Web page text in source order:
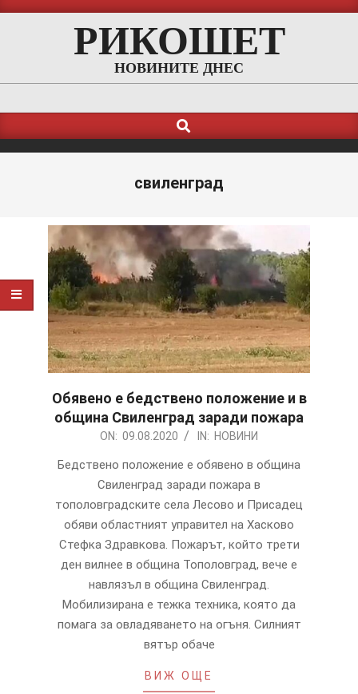
Skip
РИКОШЕТ
НОВИНИТЕ ДНЕС
Navigation
Search
свиленград
Обявено е бедствено положение и в
община Свиленград заради пожара
ON: 09.08.2020 IN: НОВИНИ
Бедствено положение е обявено в община
Свиленград заради пожара в
тополовградските села Лесово и Присадец
обяви областният управител на Хасково
Стефка Здравкова. Пожарът, който трети
ден вилнее в община Тополовград, вече е
навлязъл в община Свиленград.
Мобилизирана е тежка техника, която да
помага за овладяването на огъня. Силният
вятър обаче
ВИЖ ОЩЕ